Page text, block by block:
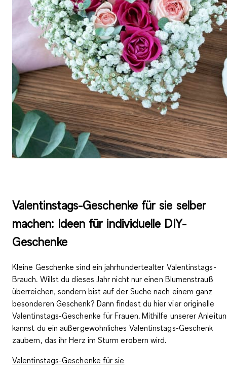
Valentinstags-Geschenke für sie selber
machen: Ideen für individuelle DIY-
Geschenke
Kleine Geschenke sind ein jahrhundertealter Valentinstags-
Brauch. Willst du dieses Jahr nicht nur einen Blumenstrauß
überreichen, sondern bist auf der Suche nach einem ganz
besonderen Geschenk? Dann findest du hier vier originelle
Valentinstags-Geschenke für Frauen. Mithilfe unserer
kannst du ein außergewöhnliches Valentinstags-Geschenk
zaubern, das ihr Herz im Sturm erobern wird.
Valentinstags-Geschenke für sie